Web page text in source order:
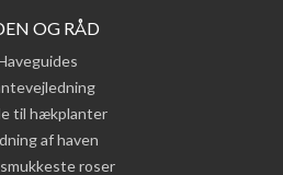
OG RÅD
til hækplanter
af haven
roser